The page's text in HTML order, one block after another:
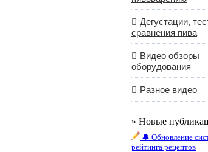
Дегустации,
сравнения пива
Видео обзоры
оборудования
Разное видео
» Новые
🔔 Обновление
рейтинга рецептов